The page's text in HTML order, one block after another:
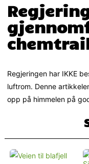
Regjeringen har IKKE
luftrom. Denne
opp på himmelen på